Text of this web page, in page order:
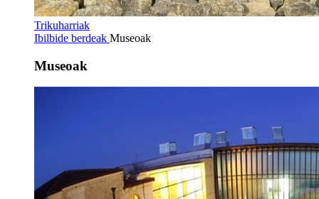
Trikuharriak
Ibilbide berdeak Museoak
Museoak